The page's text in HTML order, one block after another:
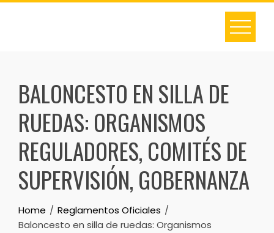
Skip
BALONCESTO EN SILLA DE
RUEDAS: ORGANISMOS
REGULADORES, COMITÉS DE
SUPERVISIÓN, GOBERNANZA
Home
Reglamentos Oficiales
Baloncesto en silla de ruedas: Organismos